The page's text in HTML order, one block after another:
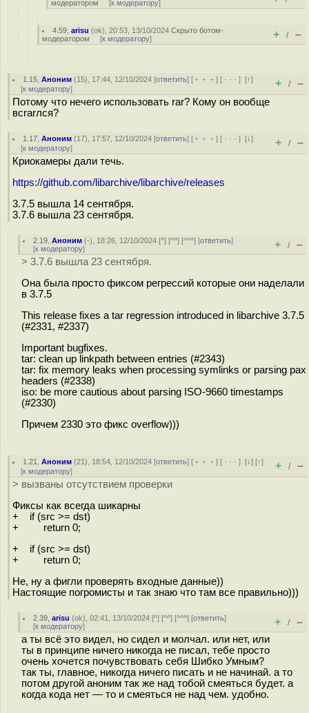
модератором [к модератору]
4.59 ,arisu (ok), 20:53, 13/10/2024Скрыто ботом-
модератором [к модератору] + / –
1.15 ,Аноним (15), 17:44, 12/10/2024 [ответить] [ ﹢﹢﹢] [ · · ·][↑]
[к модератору] + / –
Потому что нечего использовать rar? Кому он вообще
всrarлся?
1.17 ,Аноним (17), 17:57, 12/10/2024 [ответить] [ ﹢﹢﹢] [ · · ·][↓]
[к модератору] + / –
Криокамеры дали течь.
https://github.com/libarchive/libarchive/releases
3.7.5 вышла 14 сентября.
3.7.6 вышла 23 сентября.
2.19 ,Аноним (-), 18:26, 12/10/2024 [^] [^^] [^^^] [ответить]
[к модератору] + / –
> 3.7.6 вышла 23 сентября.
Она была просто фиксом регрессий которые они наделали
в 3.7.5
This release fixes a tar regression introduced in libarchive 3.7.5
(#2331, #2337)
Important bugfixes.
tar: clean up linkpath between entries (#2343)
tar: fix memory leaks when processing symlinks or parsing pax
headers (#2338)
iso: be more cautious about parsing ISO-9660 timestamps
(#2330)
Причем 2330 это фикс overflow)))
1.21 ,Аноним (21), 18:54, 12/10/2024 [ответить] [ ﹢﹢﹢] [ · · ·][↓] [↑]
[к модератору] + / –
> вызваны отсутствием проверки
Фиксы как всегда шикарны
+ if (src >= dst)
+ return 0;
+ if (src >= dst)
+ return 0;
Не, ну а фигли проверять входные данные))
Настоящие погромисты и так знаю что там все правильно)))
2.39 ,arisu (ok), 02:41, 13/10/2024 [^] [^^] [^^^] [ответить]
[к модератору] + / –
а ты всё это видел, но сидел и молчал. или нет, или
ты в принципе ничего никогда не писал, тебе просто
очень хочется почувствовать себя Шибко Умным?
так ты, главное, никогда ничего писать и не начинай. а то
потом другой аноним так же над тобой смеяться будет. а
когда кода нет — то и смеяться не над чем. удобно.